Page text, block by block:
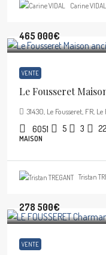
Carine VIDAL
465 000€
VENTE
Le Fousseret
31430, Le Fousseret, FR,
6051 5 3
MAISON
Tristan
278 500€
VENTE